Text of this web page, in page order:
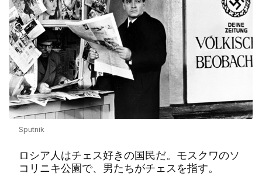
Sputnik
ロシア人はチェス好きの国民だ。モスクワのソ
コリニキ公園で、男たちがチェスを指す。